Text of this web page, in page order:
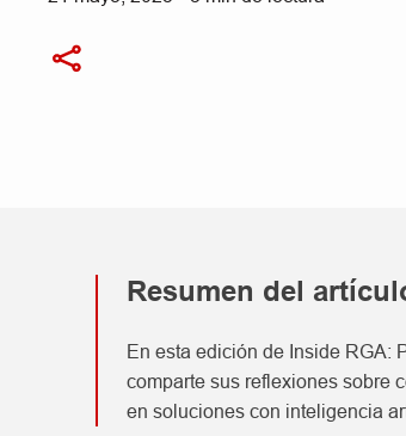
Resumen del
En esta edición de Inside RGA:
comparte sus reflexiones sobre
en soluciones con inteligencia